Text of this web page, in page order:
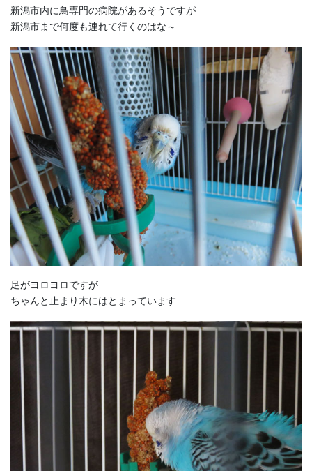
新潟市内に鳥専門の病院があるそうですが
新潟市まで何度も連れて行くのはな～
足がヨロヨロですが
ちゃんと止まり木にはとまっています